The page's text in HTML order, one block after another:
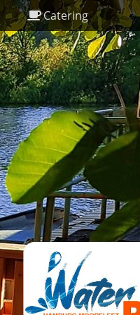
Catering